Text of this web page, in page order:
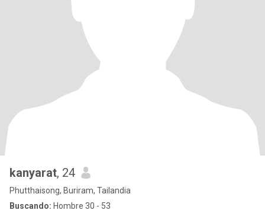
kanyarat, 24
Phutthaisong, Buriram, Tailandia
Buscando: Hombre 30 - 53